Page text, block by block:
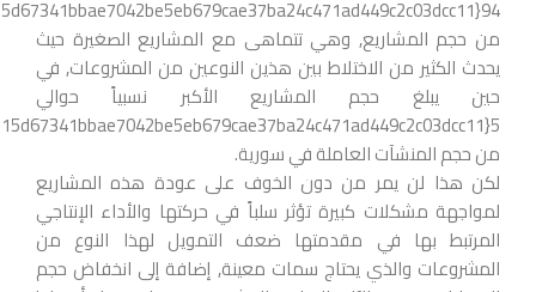
من حجم المشاريع, وهي تتماهى مع المشاريع الصغيرة حيث
يحدث الكثير من الاختلاط بين هذين النوعين من المشروعات, في
حين يبلغ حجم المشاريع الأكبر نسبياً حوالي
من حجم المنشآت العاملة في سورية.
لكن هذا لن يمر من دون الخوف على عودة هذه المشاريع
لمواجهة مشكلات كبيرة تؤثر سلباً في حركتها والأداء الإنتاجي
المرتبط بها في مقدمتها ضعف التمويل لهذا النوع من
المشروعات والذي يحتاج سمات معينة, إضافة إلى انخفاض حجم